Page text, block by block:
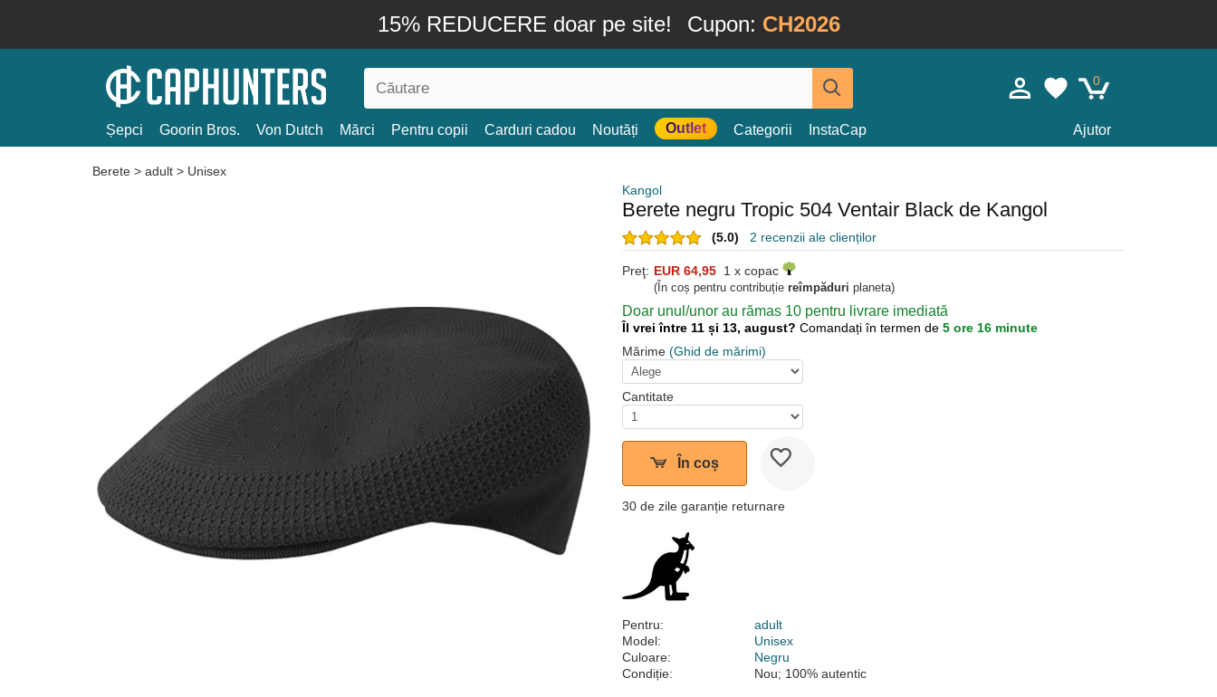
15% REDUCERE doar pe site! Cupon: CH2026
0
Șepci Goorin Bros. Von Dutch Mărci Pentru copii Carduri cadou Noutăți Outlet Categorii InstaCap Ajutor
Berete > adult > Unisex
Kangol
Berete negru Tropic 504 Ventair Black de Kangol
(5.0) 2 recenzii ale clienților
Preţ: EUR 64,95 1 x copac
(În coș pentru contribuție reîmpăduri planeta)
Doar unul/unor au rămas 10 pentru livrare imediată
Îl vrei între 11 și 13, august? Comandați în termen de 5 ore 16 minute
Mărime (Ghid de mărimi)
Cantitate
În coș
30 de zile garanție returnare
Pentru:
adult
Model:
Unisex
Culoare:
Negru
Condiție:
Nou; 100% autentic